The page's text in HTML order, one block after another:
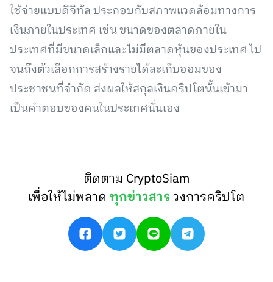
ใช้จ่ายแบบดิจิทัล ประกอบกับสภาพแวดล้อมทางการ
เงินภายในประเทศ เช่น ขนาดของตลาดภายใน
ประเทศที่มีขนาดเล็กและไม่มีตลาดหุ้นของประเทศ ไป
จนถึงตัวเลือกการสร้างรายได้ละเก็บออมของ
ประชาชนที่จำกัด ส่งผลให้สกุลเงินคริปโตนั้นเข้ามา
เป็นคำตอบของคนในประเทศนั่นเอง
ติดตาม CryptoSiam
เพื่อให้ไม่พลาดทุกข่าวสารวงการคริปโต